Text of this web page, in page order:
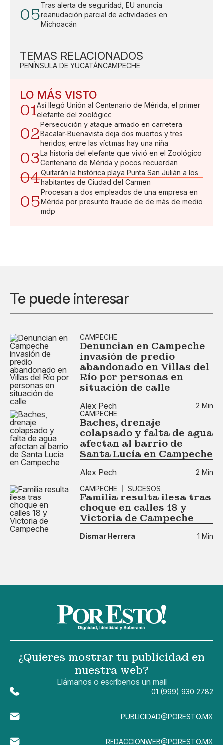
05
Tras alerta de seguridad, EU anuncia
reanudación parcial de actividades en
Michoacán
TEMAS RELACIONADOS
PENÍNSULA DE YUCATÁNCAMPECHE
LO MÁS VISTO
01Así llegó Unión al Centenario de Mérida, el primer
elefante del zoológico
02
Persecución y ataque armado en carretera
Bacalar-Buenavista deja dos muertos y tres
heridos; entre las víctimas hay una niña
03La historia del elefante que vivió en el Zoológico
Centenario de Mérida y pocos recuerdan
04Quitarán la histórica playa Punta San Julián a los
habitantes de Ciudad del Carmen
05
Procesan a dos empleados de una empresa en
Mérida por presunto fraude de de más de medio
mdp
Te puede interesar
CAMPECHE
Denuncian en Campeche
invasión de predio
abandonado en Villas del
Río por personas en
situación de calle
Alex Pech
2 Min
CAMPECHE
Baches, drenaje
colapsado y falta de agua
afectan al barrio de
Santa Lucía en Campeche
Alex Pech
2 Min
CAMPECHE
SUCESOS
Familia resulta ilesa tras
choque en calles 18 y
Victoria de Campeche
Dismar Herrera 1 Min
¿Quieres mostrar tu publicidad en
nuestra web?
Llámanos o escríbenos un mail
01 (999) 930 2782
PUBLICIDAD@PORESTO.MX
REDACCIONWEB@PORESTO.MX